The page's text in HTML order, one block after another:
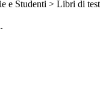
e Studenti > Libri di